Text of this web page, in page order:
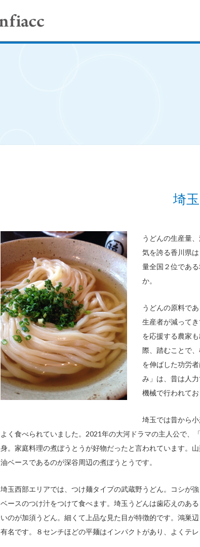
埼
うどんの生産量
気を誇る香川県
量全国２位であ
か。
うどんの原料で
生産者が減って
を応援する農家
際、踏むことで
を伸ばした功労
み」は、昔は人
機械で行われて
埼玉では昔から
よく食べられていました。2021年の大河ドラマの主人公で、
身。家庭料理の煮ぼうとうが好物だったと言われています。
油ベースであるのが深谷周辺の煮ぼうとうです。
埼玉西部エリアでは、つけ麺タイプの武蔵野うどん。コシが
ベースのつけ汁をつけて食べます。埼玉うどんは歯応えのあ
いのが加須うどん。細くて上品な見た目が特徴的です。鴻巣
有名です。８センチほどの平麺はインパクトがあり、よくテ